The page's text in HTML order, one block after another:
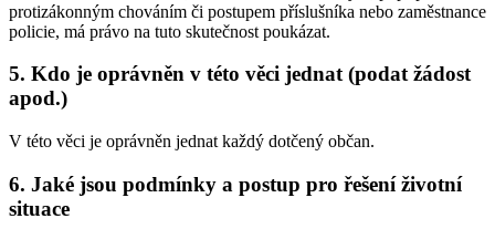
protizákonným chováním či postupem příslušníka nebo zaměstnance
policie, má právo na tuto skutečnost poukázat.
5. Kdo je oprávněn v této věci jednat (podat žádost
apod.)
V této věci je oprávněn jednat každý dotčený občan.
6. Jaké jsou podmínky a postup pro řešení životní
situace